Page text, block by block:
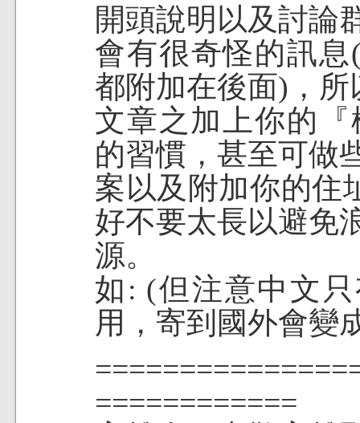
開頭說明以及討論
會有很奇怪的訊
都附加在後面)，所
文章之加上你的『
的習慣，甚至可做
案以及附加你的住
好不要太長以避免
源。
如: (但注意中文
用，寄到國外會變
============